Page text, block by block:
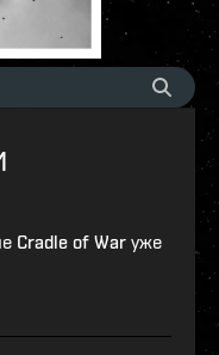
Cradle of War уже